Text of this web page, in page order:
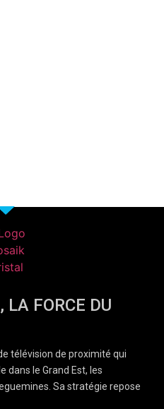
LA FORCE DU
télévision de proximité qui
dans le Grand Est, les
Sa stratégie repose